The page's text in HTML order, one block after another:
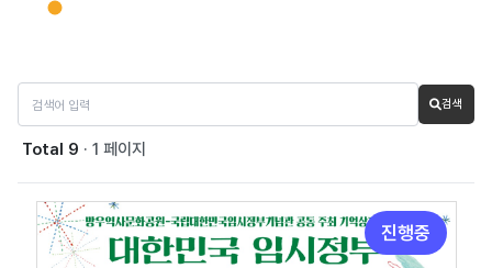
검색
Total 9 · 1 페이지
진행중